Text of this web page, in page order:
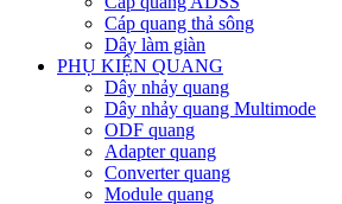
Cáp quang thả sông
Dây làm giàn
PHỤ KIỆN QUANG
Dây nhảy quang
Dây nhảy quang Multimode
ODF quang
Adapter quang
Converter quang
Module quang